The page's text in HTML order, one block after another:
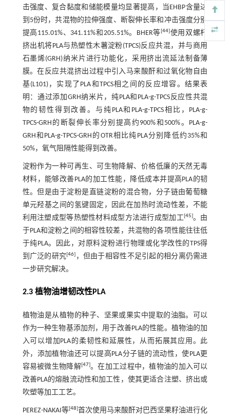
击强度、复合黏度和储能模量均显著提高，当EHBP含量达
到5份时，共混物的拉伸强度、断裂伸长率和冲击强度分别
提高115.01%、341.11%和205.51%。BHER等[44]使用双螺杆
挤出机将PLA与热塑性木薯淀粉(TPCS)反应共混，并与商用
石墨烯(GRH)纳米片进行功能化，采用挤出流延法制备薄
膜。在反应共混挤出过程中引入马来酸酐和过氧化物自由
基(L101)，实现了PLA和TPCS相之间的反应增容。结果表
明：通过添加GRH纳米片，纯PLA和PLA-g-TPCS反应性共混
物的韧性得到改善。与纯PLA和PLA-g-TPCS相比，PLA-g-
TPCS-GRH的断裂伸长率分别提高约900%和500%。PLA-g-
GRH和PLA-g-TPCS-GRH的OTR相比纯PLA分别降低约35%和
50%，氧气阻隔性能得到改善。
淀粉作为一种可再生、可生物降解、价格低廉的天然无毒
材料，能够改善PLA的加工性能，降低成本并提高PLA的韧
性。但是由于淀粉是直链淀粉的混合物，分子链由葡萄糖
单元羟基之间的氢键固定，因此在加热时流动性差，不能
利用注塑成型等热塑性材料成型方法进行成型加工[45]。由
于PLA和淀粉之间的相容性较差，共混物的各项性能往往低
于纯PLA。因此，对原料淀粉进行物理或化学改性的TPS得
到广泛的研究[46] ，但由于相容性不足引起的相分离仍需进
一步研究解决。
2.3 植物油增韧改性PLA
植物油是从植物的种子、坚果或果实中提取的油脂。可以
作为一种生物基添加剂，用于改善PLA的性能。植物油的加
入可以增加PLA的柔韧性和延展性，从而拓展其应用。此
外，添加植物油还可以提高PLA分子链的流动性，使PLA更
容易被微生物降解[47]。在加工过程中，植物油的加入可以
改善PLA的熔融流动性和加工性，使其更适合注塑、挤出或
吹塑等加工工艺。
PEREZ-NAKAI等[48]首次使用马来酸酐对巴西坚果籽油进行化